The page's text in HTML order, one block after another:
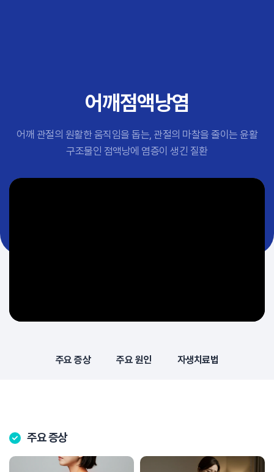
#교통사고후유증 #허리디스크
#추나요법
어깨점액낭염
어깨 관절의 원활한 움직임을 돕는, 관절의 마찰을 줄이는 윤활
구조물인 점액낭에 염증이 생긴 질환
주요 증상 주요 원인 자생치료법
주요 증상